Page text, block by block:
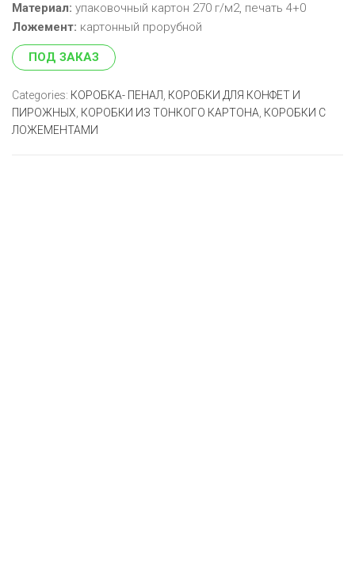
Материал: упаковочный картон 270 г/м2, печать 4+0
Ложемент: картонный прорубной
ПОД ЗАКАЗ
Categories: КОРОБКА- ПЕНАЛ КОРОБКИ ДЛЯ КОНФЕТ И
ПИРОЖНЫХ КОРОБКИ ИЗ ТОНКОГО КАРТОНА КОРОБКИ С
ЛОЖЕМЕНТАМИ